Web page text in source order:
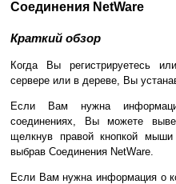
Соединения NetWare
Краткий обзор
Когда Вы регистрируетесь
сервере или в дереве, Вы
Если Вам нужна
соединениях, Вы можете
щелкнув правой кнопкой
выбрав Соединения NetWare.
Если Вам нужна информация о